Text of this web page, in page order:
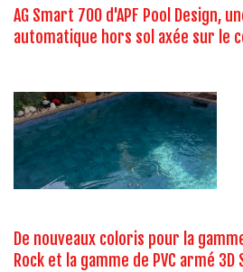
AG Smart 700 d'APF Pool Design,
automatique hors sol axée sur le
De nouveaux coloris pour la
Rock et la gamme de PVC armé